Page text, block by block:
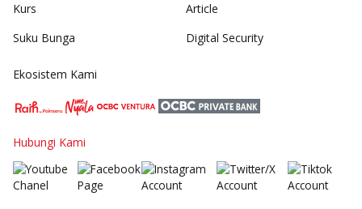
Kurs
Suku Bunga
Article
Digital Security
Ekosistem Kami
Hubungi Kami